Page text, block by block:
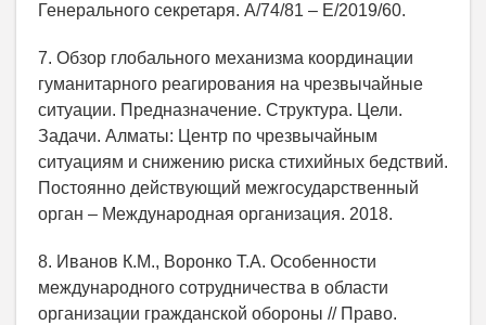
Генерального секретаря. A/74/81 – E/2019/60.
7. Обзор глобального механизма координации
гуманитарного реагирования на чрезвычайные
ситуации. Предназначение. Структура. Цели.
Задачи. Алматы: Центр по чрезвычайным
ситуациям и снижению риска стихийных бедствий.
Постоянно действующий межгосударственный
орган – Международная организация. 2018.
8. Иванов К.М., Воронко Т.А. Особенности
международного сотрудничества в области
организации гражданской обороны // Право.